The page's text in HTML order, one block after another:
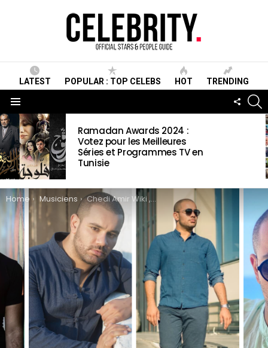
LATEST POPULAR : TOP CELEBS HOT TRENDING
LATEST
STORIES
Ramadan Awards 2024 :
Votez pour les Meilleures
Séries et Programmes TV en
Tunisie
You are here:
Home Musiciens Chedi Amir Wiki , Biographie, Age, Taille, Mariage, Contact & Informations